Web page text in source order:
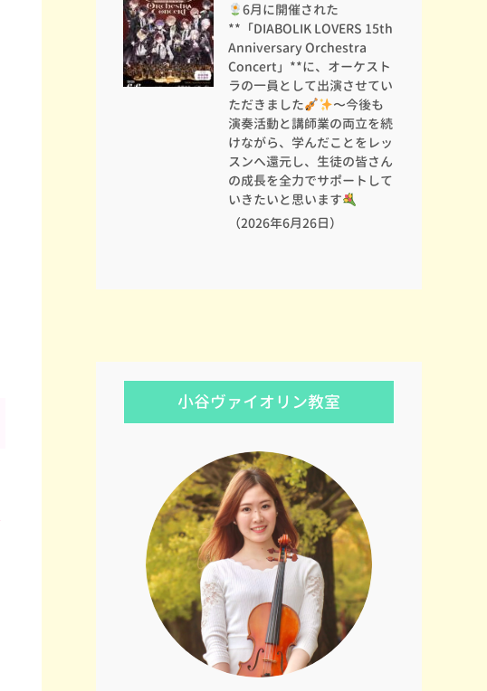
6月に開催された
**「DIABOLIK LOVERS 15th
Anniversary Orchestra
Concert」**に、オーケスト
ラの一員として出演させてい
ただきました
〜今後も
演奏活動と講師業の両立を続
けながら、学んだことをレッ
スンへ還元し、生徒の皆さん
の成長を全力でサポートして
いきたいと思います
（2026年6月26日）
小谷ヴァイオリン教室